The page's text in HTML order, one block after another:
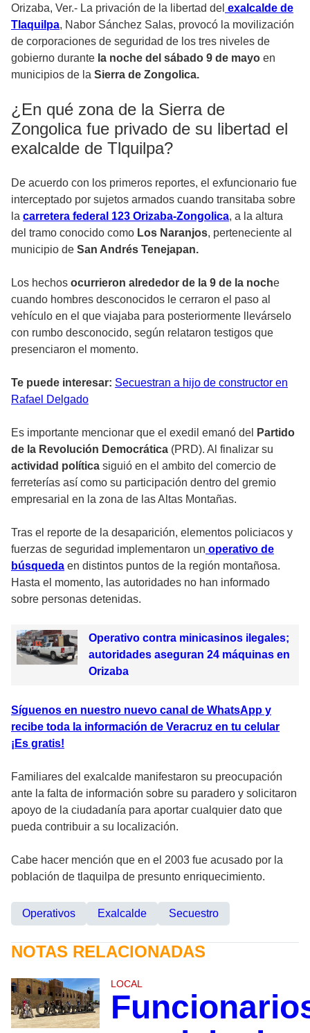
Orizaba, Ver.- La privación de la libertad del exalcalde de
Tlaquilpa, Nabor Sánchez Salas, provocó la movilización
de corporaciones de seguridad de los tres niveles de
gobierno durante la noche del sábado 9 de mayo en
municipios de la Sierra de Zongolica.
¿En qué zona de la Sierra de
Zongolica fue privado de su libertad el
exalcalde de Tlquilpa?
De acuerdo con los primeros reportes, el exfuncionario fue
interceptado por sujetos armados cuando transitaba sobre
la carretera federal 123 Orizaba-Zongolica, a la altura
del tramo conocido como Los Naranjos, perteneciente al
municipio de San Andrés Tenejapan.
Los hechos ocurrieron alrededor de la 9 de la noche
cuando hombres desconocidos le cerraron el paso al
vehículo en el que viajaba para posteriormente llevárselo
con rumbo desconocido, según relataron testigos que
presenciaron el momento.
Te puede interesar: Secuestran a hijo de constructor en
Rafael Delgado
Es importante mencionar que el exedil emanó del
Partido
de la Revolución Democrática (PRD). Al finalizar su
actividad política siguió en el ambito del comercio de
ferreterías así como su participación dentro del gremio
empresarial en la zona de las Altas Montañas.
Tras el reporte de la desaparición, elementos policiacos y
fuerzas de seguridad implementaron un operativo de
búsqueda en distintos puntos de la región montañosa.
Hasta el momento, las autoridades no han informado
sobre personas detenidas.
Operativo contra minicasinos ilegales;
autoridades aseguran 24 máquinas en
Orizaba
Síguenos en nuestro nuevo canal de WhatsApp y
recibe toda la información de Veracruz en tu celular
¡Es gratis!
Familiares del exalcalde manifestaron su preocupación
ante la falta de información sobre su paradero y solicitaron
apoyo de la ciudadanía para aportar cualquier dato que
pueda contribuir a su localización.
Cabe hacer mención que en el 2003 fue acusado por la
población de tlaquilpa de presunto enriquecimiento.
Operativos Exalcalde Secuestro
NOTAS RELACIONADAS
LOCAL